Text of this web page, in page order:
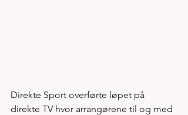
Direkte Sport overførte løpet på
direkte TV hvor arrangørene til og med